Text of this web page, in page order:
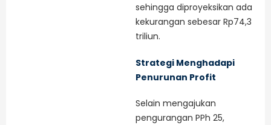
sehingga diproyeksikan ada
kekurangan sebesar Rp74,3
triliun.
Strategi Menghadapi
Penurunan Profit
Selain mengajukan
pengurangan PPh 25,